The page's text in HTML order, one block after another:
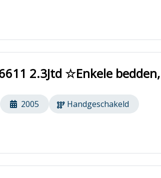
2.3Jtd ☆Enkele
2005 Handgeschakeld